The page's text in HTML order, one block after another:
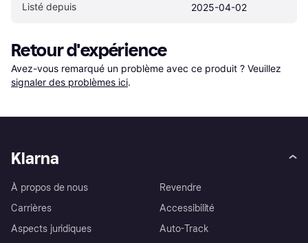
Listé depuis 2025-04-02
Retour d'expérience
Avez-vous remarqué un problème avec ce produit ? Veuillez
signaler des problèmes ici.
Klarna
À propos de nous
Carrières
Aspects juridiques
Revendre
Accessibilité
Auto-Track